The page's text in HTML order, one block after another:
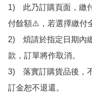
1)　此乃訂購頁面，繳
付餘額⚠️，若選擇繳付
2)　煩請於指定日期內
款，訂單將作取消。
3)　落實訂購貨品後，
訂金恕不退還。